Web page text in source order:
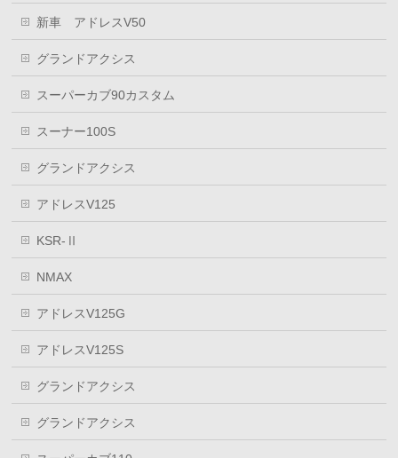
新車 アドレスV50
グランドアクシス
スーパーカブ90カスタム
スーナー100S
グランドアクシス
アドレスV125
KSR-Ⅱ
NMAX
アドレスV125G
アドレスV125S
グランドアクシス
グランドアクシス